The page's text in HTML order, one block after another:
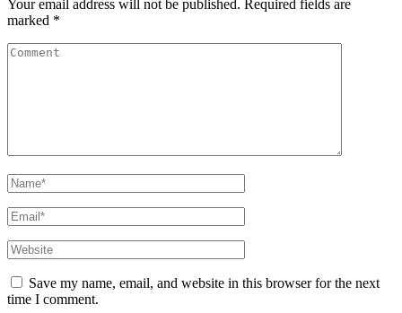
Your email address will not be published. Required fields are
marked *
Save my name, email, and website in this browser for the next
time I comment.